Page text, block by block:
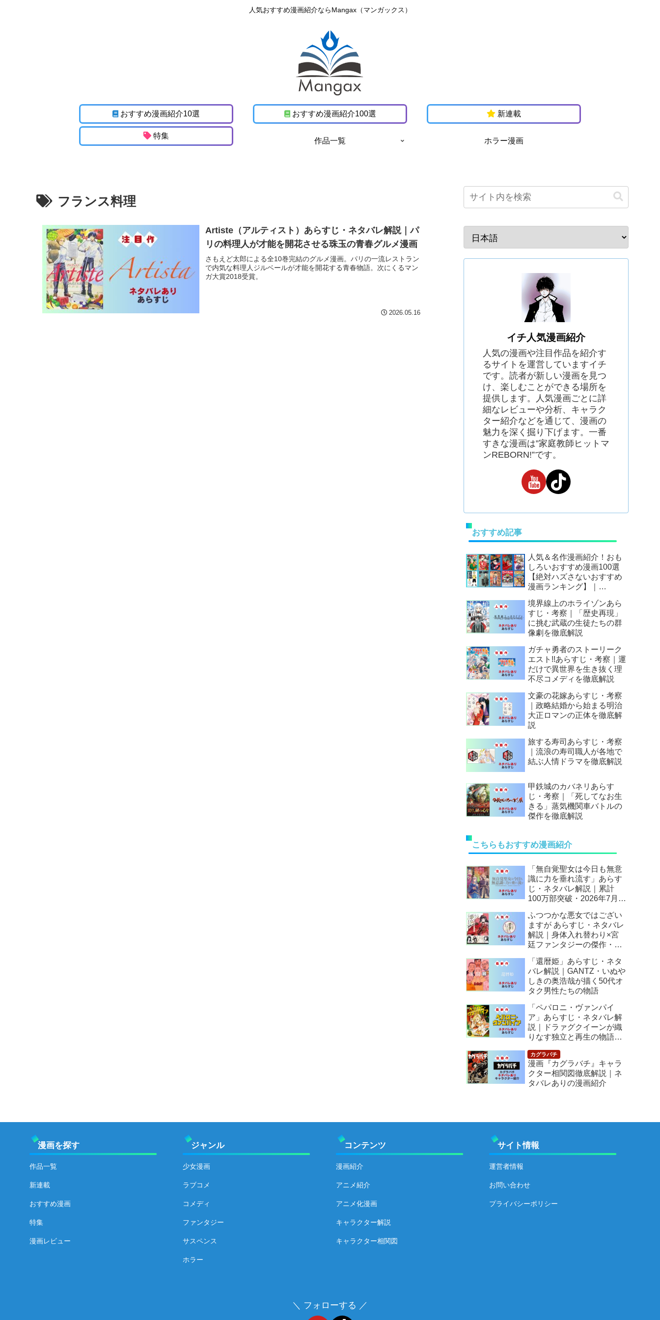
人気おすすめ漫画紹介ならMangax（マンガックス）
おすすめ漫画紹介10選 おすすめ漫画紹介100選 新連載
特集
作品一覧 ホラー漫画
フランス料理
Artiste（アルティスト）あらすじ・ネタバレ解説｜パ
リの料理人が才能を開花させる珠玉の青春グルメ漫画
さもえど太郎による全10巻完結のグルメ漫画。パリの一流レストラン
で内気な料理人ジルベールが才能を開花する青春物語。次にくるマン
ガ大賞2018受賞。
2026.05.16
イチ人気漫画紹介
人気の漫画や注目作品を紹介す
るサイトを運営していますイチ
です。読者が新しい漫画を見つ
け、楽しむことができる場所を
提供します。人気漫画ごとに詳
細なレビューや分析、キャラク
ター紹介などを通じて、漫画の
魅力を深く掘り下げます。一番
すきな漫画は”家庭教師ヒットマ
ンREBORN!”です。
おすすめ記事
人気＆名作漫画紹介！おも
しろいおすすめ漫画100選
【絶対ハズさないおすすめ
漫画ランキング】｜
境界線上のホライゾンあら
すじ・考察｜「歴史再現」
に挑む武蔵の生徒たちの群
像劇を徹底解説
ガチャ勇者のストーリーク
エスト!!あらすじ・考察｜運
だけで異世界を生き抜く理
不尽コメディを徹底解説
文豪の花嫁あらすじ・考察
｜政略結婚から始まる明治
大正ロマンの正体を徹底解
説
旅する寿司あらすじ・考察
｜流浪の寿司職人が各地で
結ぶ人情ドラマを徹底解説
甲鉄城のカバネリあらす
じ・考察｜「死してなお生
きる」蒸気機関車バトルの
傑作を徹底解説
こちらもおすすめ漫画紹介
「無自覚聖女は今日も無意
識に力を垂れ流す」あらす
じ・ネタバレ解説｜累計
100万部突破・2026年7月ア
逆転人生
ふつつかな悪女ではござい
ますが あらすじ・ネタバレ
解説｜身体入れ替わり×宮
廷ファンタジーの傑作・
「還暦姫」あらすじ・ネタ
バレ解説｜GANTZ・いぬや
しきの奥浩哉が描く50代オ
タク男性たちの物語
「ペパロニ・ヴァンパイ
ア」あらすじ・ネタバレ解
説｜ドラァグクイーンが織
りなす独立と再生の物語
漫画『カグラバチ』キャラ
クター相関図徹底解説｜ネ
タバレありの漫画紹介
漫画を探す
作品一覧
新連載
おすすめ漫画
特集
漫画レビュー
ジャンル
少女漫画
ラブコメ
コメディ
ファンタジー
サスペンス
ホラー
コンテンツ
漫画紹介
アニメ紹介
アニメ化漫画
キャラクター解説
キャラクター相関図
サイト情報
運営者情報
お問い合わせ
プライバシーポリシー
＼ フォローする ／